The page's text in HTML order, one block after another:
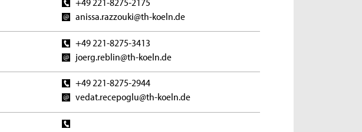
anissa.razzouki@th-koeln.de
+49 221-8275-3413
joerg.reblin@th-koeln.de
+49 221-8275-2944
vedat.recepoglu@th-koeln.de